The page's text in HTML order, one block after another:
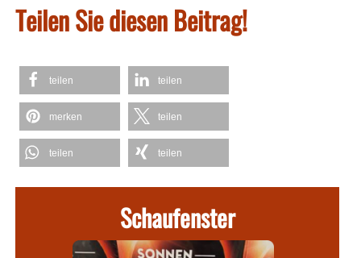
Teilen Sie diesen Beitrag!
teilen teilen
merken teilen
teilen teilen
Schaufenster